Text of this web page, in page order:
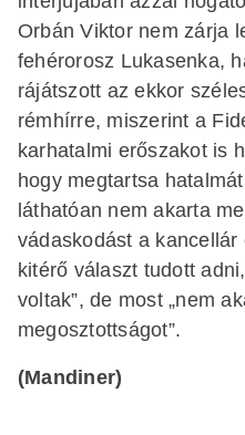
Orbán Viktor nem zárja
fehérorosz Lukasenka,
rájátszott az ekkor
rémhírre, miszerint a
karhatalmi erőszakot is
hogy megtartsa
láthatóan nem akarta
vádaskodást a
kitérő választ tudott
voltak”, de most „nem
megosztottságot”.
(Mandiner)